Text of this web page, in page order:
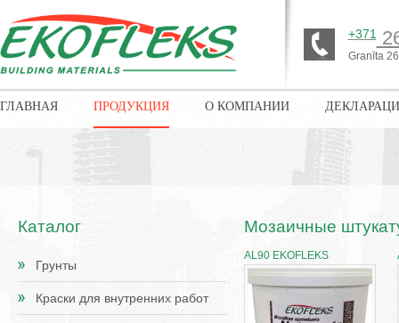
+371
Granīta
Каталог
Грунты
Краски для внутренних работ
Мозаичные
AL90 EKOFLEKS
ГЛАВНАЯ ПРОДУКЦИЯ О КОМПАНИИ